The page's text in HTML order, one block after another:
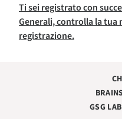
Ti sei registrato con
Generali, controlla la tua
registrazione.
GSG